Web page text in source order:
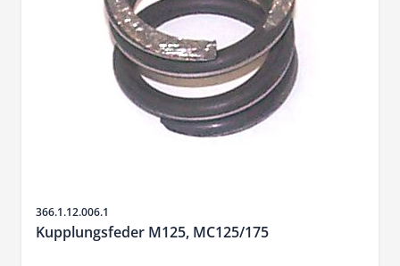
Artikelnr.
366.1.12.006.1
Kupplungsfeder M125, MC125/175